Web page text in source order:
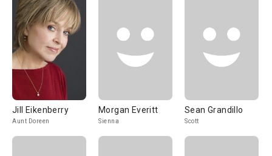
Jill Eikenberry
Aunt Doreen
Morgan Everitt
Sienna
Sean Grandillo
Scott